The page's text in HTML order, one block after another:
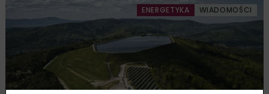
ENERGETYKA WIADOMOŚCI